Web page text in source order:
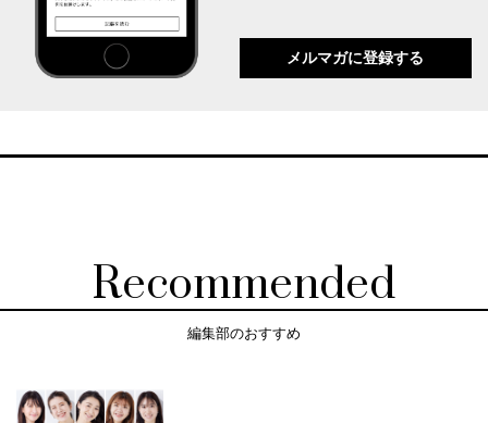
メルマガに登録する
Recommended
編集部のおすすめ